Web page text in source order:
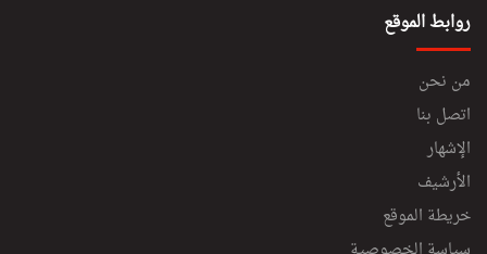
روابط الموقع
من نحن
اتصل بنا
الإشهار
الأرشيف
خريطة الموقع